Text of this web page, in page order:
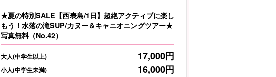
★夏の特別SALE【西表島/1日】超絶アクティブに楽し
もう！水落の滝SUP/カヌー＆キャニオニングツアー★
写真無料（No.42）
大人(中学生以上) 17,000円
小人(中学生未満) 16,000円